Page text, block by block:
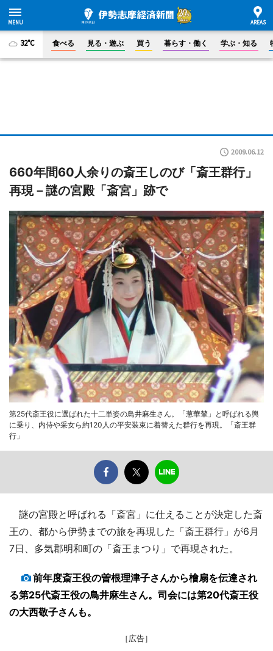
32°C 食べる 見る・遊ぶ 買う 暮らす・働く 学ぶ・知る
2009.06.12
660年間60人余りの斎王しのび「斎王群行」
再現－謎の宮殿「斎宮」跡で
第25代斎王役に選ばれた十二単姿の鳥井麻生さん。「葱華輦」と呼ばれる輿
に乗り、内侍や采女ら約120人の平安装束に着替えた群行を再現。「斎王群
行」
謎の宮殿と呼ばれる「斎宮」に仕えることが決定した斎
王の、都から伊勢までの旅を再現した「斎王群行」が6月
7日、多気郡明和町の「斎王まつり」で再現された。
前年度斎王役の曽根理津子さんから檜扇を伝達され
る第25代斎王役の鳥井麻生さん。司会には第20代斎王役
の大西敬子さんも。
［広告］